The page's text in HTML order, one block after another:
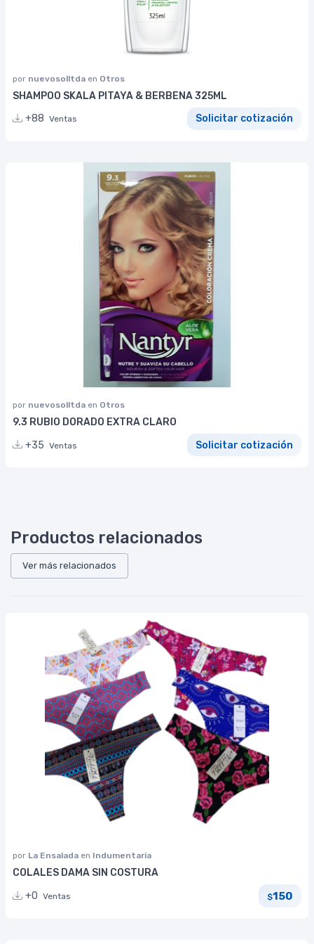
por nuevosolltda en Otros
SHAMPOO SKALA PITAYA & BERBENA 325ML
+88 Ventas Solicitar cotización
por nuevosolltda en Otros
9.3 RUBIO DORADO EXTRA CLARO
+35 Ventas Solicitar cotización
Productos relacionados
Ver más relacionados
por La Ensalada en Indumentaria
COLALES DAMA SIN COSTURA
+0 Ventas $150